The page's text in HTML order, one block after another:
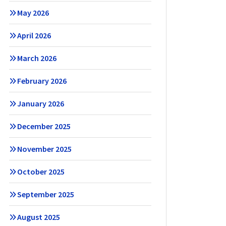
May 2026
April 2026
March 2026
February 2026
January 2026
December 2025
November 2025
October 2025
September 2025
August 2025